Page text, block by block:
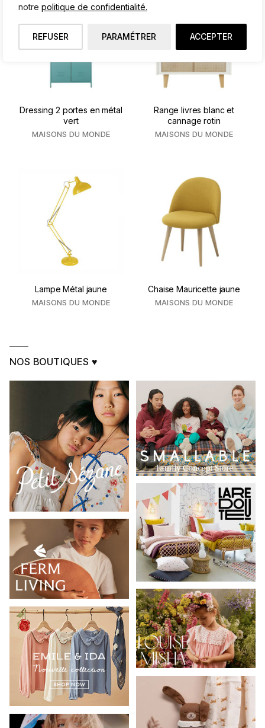
notre politique de confidentialité.
PARAMÉTRER
REFUSER ACCEPTER
Dressing 2 portes en métal
vert
MAISONS DU MONDE
Range livres blanc et
cannage rotin
MAISONS DU MONDE
Lampe Métal jaune
MAISONS DU MONDE
Chaise Mauricette jaune
MAISONS DU MONDE
NOS BOUTIQUES ♥